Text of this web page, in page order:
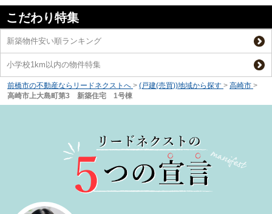
こだわり特集
新築物件安い順ランキング
小学校1km以内の物件特集
前橋市の不動産ならリードネクストへ > (戸建(売買))地域から探す > 高崎市 >
高崎市上大島町第3 新築住宅 1号棟